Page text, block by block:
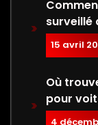
surveillé
15 avril
Où
pour
4